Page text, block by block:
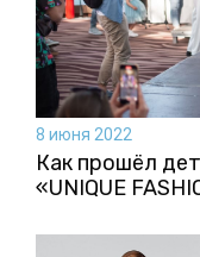
8 июня 2022
Как прошёл
«UNIQUE